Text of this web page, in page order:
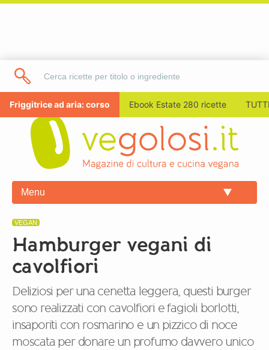
Friggitrice ad aria: corso Ebook Estate 280 ricette
Menu
VEGAN
Hamburger vegani di
cavolfiori
Deliziosi per una cenetta leggera, questi burger
sono realizzati con cavolfiori e fagioli borlotti,
insaporiti con rosmarino e un pizzico di noce
moscata per donare un profumo davvero unico